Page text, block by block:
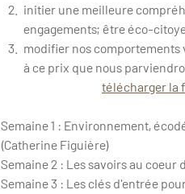
initier une meilleure
engagements; être éco-
modifier nos
à ce prix que nous
télécharger la
Semaine 1 : Environnement,
(Catherine Figuière)
Semaine 2 : Les savoirs au
Semaine 3 : Les clés d'entrée